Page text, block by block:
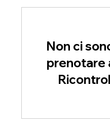
Non ci
prenotare